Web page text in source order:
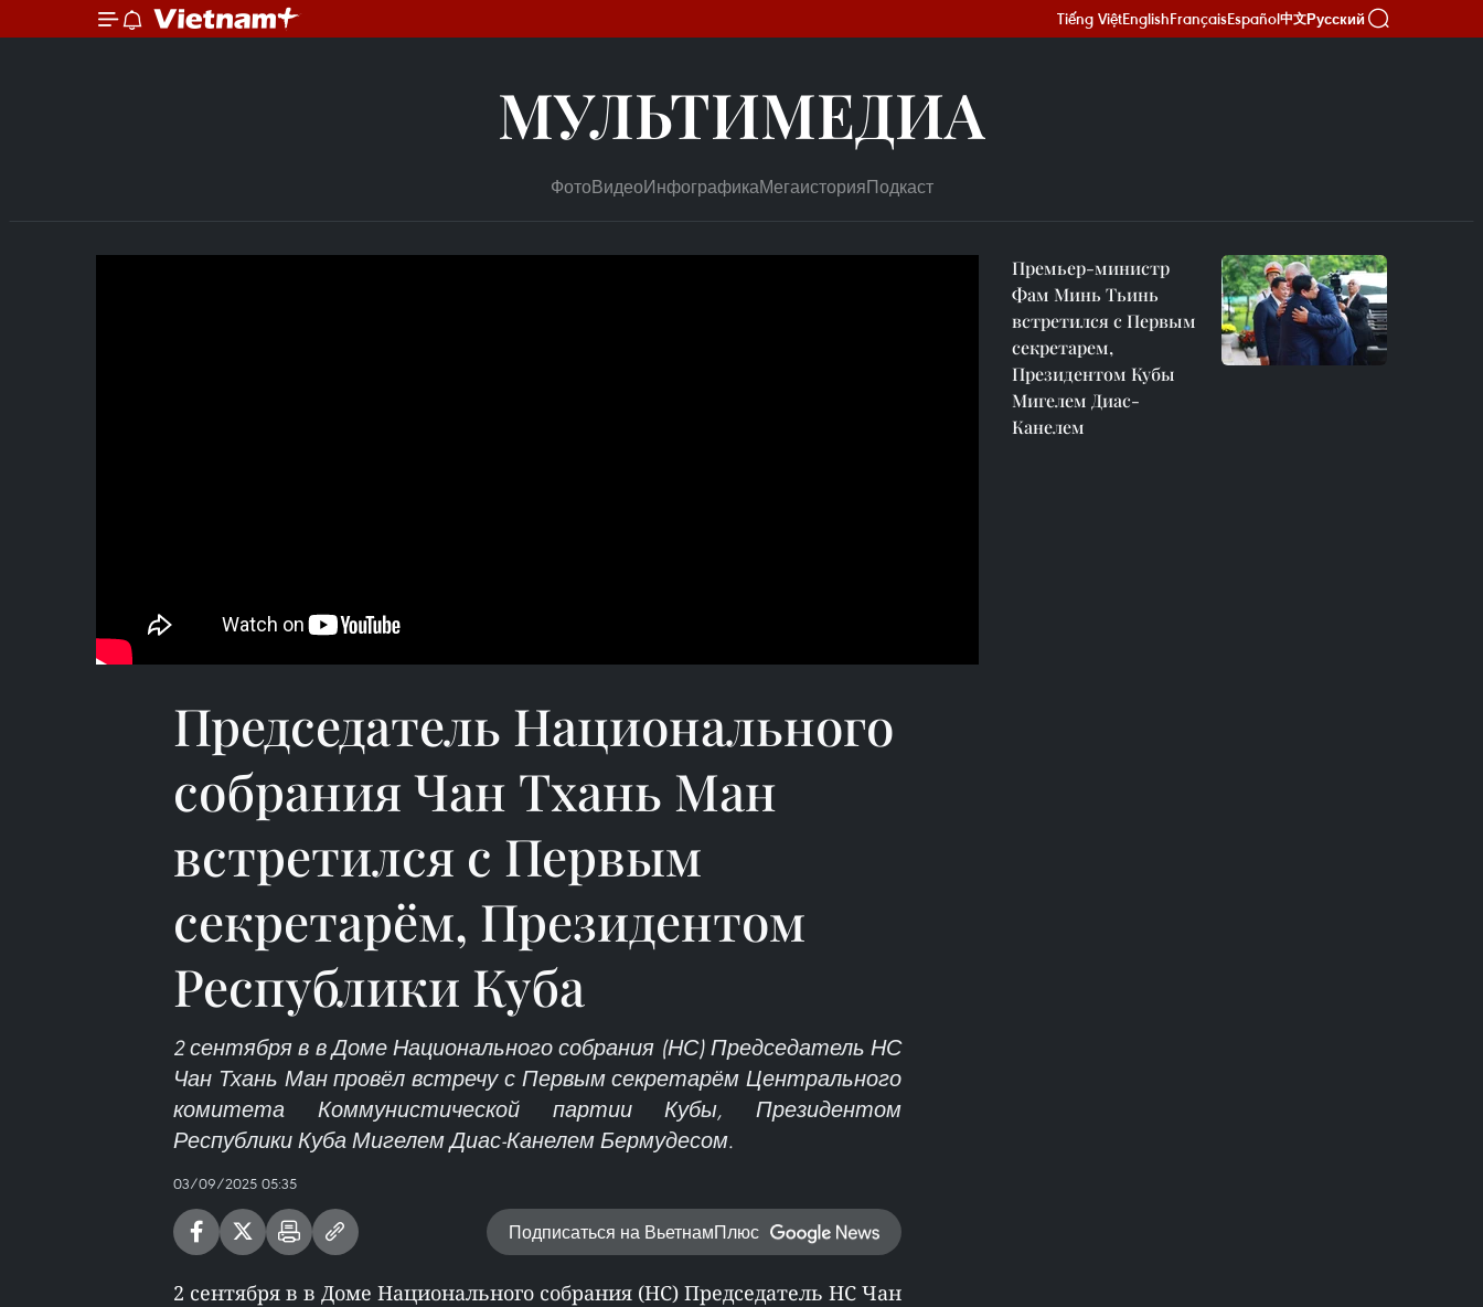
Tiếng ViệtEnglishFrançaisEspañol中文Русский
МУЛЬТИМЕДИА
ФотоВидеоИнфографикаМегаисторияПодкаст
Председатель Национального
собрания Чан Тхань Ман
встретился с Первым
секретарём, Президентом
Республики Куба
2 сентября в в Доме Национального собрания (НС) Председатель НС
Чан Тхань Ман провёл встречу с Первым секретарём Центрального
комитета Коммунистической партии Кубы, Президентом
Республики Куба Мигелем Диас-Канелем Бермудесом.
03/09/2025 05:35
Подписаться на ВьетнамПлюс
2 сентября в в Доме Национального собрания (НС) Председатель НС Чан
Премьер-министр
Фам Минь Тьинь
встретился с Первым
секретарем,
Президентом Кубы
Мигелем Диас-
Канелем